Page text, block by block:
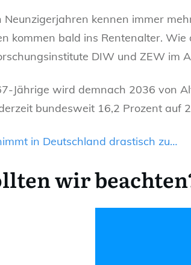
Neunzigerjahren kennen immer
kommen bald ins Rentenalter.
DIW und ZEW im
Jährige wird demnach 2036 von
bundesweit 16,2 Prozent auf
in Deutschland drastisch zu…
wir